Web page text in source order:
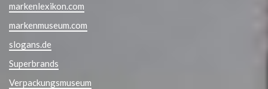
markenlexikon.com
markenmuseum.com
slogans.de
Superbrands
Verpackungsmuseum